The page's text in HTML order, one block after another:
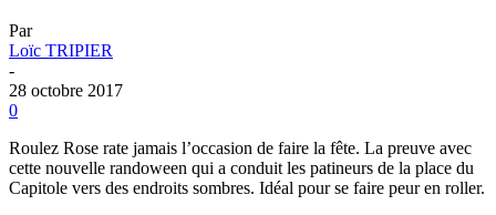
Par
Loïc TRIPIER
-
28 octobre 2017
0
Roulez Rose rate jamais l’occasion de faire la fête. La preuve avec
cette nouvelle randoween qui a conduit les patineurs de la place du
Capitole vers des endroits sombres. Idéal pour se faire peur en roller.